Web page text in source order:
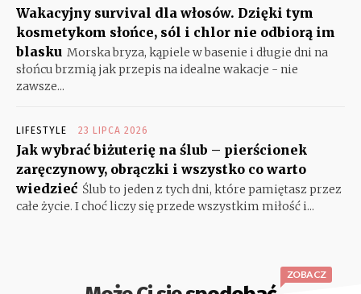
Wakacyjny survival dla włosów. Dzięki tym
kosmetykom słońce, sól i chlor nie odbiorą im
blasku Morska bryza, kąpiele w basenie i długie dni na
słońcu brzmią jak przepis na idealne wakacje - nie
zawsze...
LIFESTYLE 23 LIPCA 2026
Jak wybrać biżuterię na ślub – pierścionek
zaręczynowy, obrączki i wszystko co warto
wiedzieć Ślub to jeden z tych dni, które pamiętasz przez
całe życie. I choć liczy się przede wszystkim miłość i...
ZOBACZ